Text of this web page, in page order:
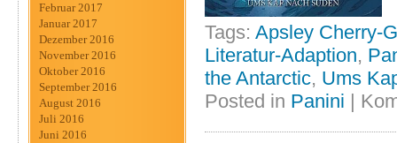
Februar 2017
Januar 2017
Dezember 2016
November 2016
Oktober 2016
September 2016
August 2016
Juli 2016
Juni 2016
Tags: Apsley Cherry-
Literatur-Adaption,
the Antarctic, Ums
Posted in Panini